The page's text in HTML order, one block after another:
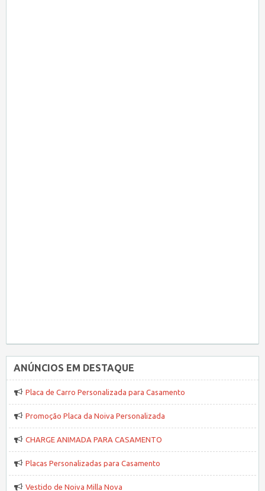
ANÚNCIOS EM DESTAQUE
Placa de Carro Personalizada para Casamento
Promoção Placa da Noiva Personalizada
CHARGE ANIMADA PARA CASAMENTO
Placas Personalizadas para Casamento
Vestido de Noiva Milla Nova